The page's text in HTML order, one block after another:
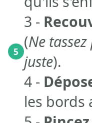
5
3 -
(Ne
juste).
4 -
les bords